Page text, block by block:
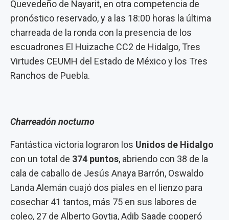
Quevedeño de Nayarit, en otra competencia de
pronóstico reservado, y a las 18:00 horas la última
charreada de la ronda con la presencia de los
escuadrones El Huizache CC2 de Hidalgo, Tres
Virtudes CEUMH del Estado de México y los Tres
Ranchos de Puebla.
Charreadón nocturno
Fantástica victoria lograron los Unidos de Hidalgo
con un total de 374 puntos, abriendo con 38 de la
cala de caballo de Jesús Anaya Barrón, Oswaldo
Landa Alemán cuajó dos piales en el lienzo para
cosechar 41 tantos, más 75 en sus labores de
coleo, 27 de Alberto Goytia, Adib Saade cooperó